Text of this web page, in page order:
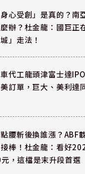
身心受創」是真的？南
辦？杜金龍：國巨正
」走法！
代工龍頭津富士達
訂單，巨大、美利達
腰斬後換誰漲？ABF
棒！杜金龍：看好
，這檔是末升段首選